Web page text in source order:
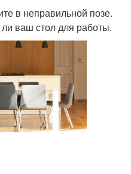
в неправильной позе.
ваш стол для работы.